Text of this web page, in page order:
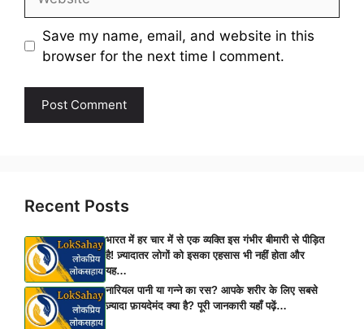
Save my name, email, and website in this
browser for the next time I comment.
Recent Posts
भारत में हर चार में से एक व्यक्ति इस गंभीर बीमारी से पीड़ित
है! ज़्यादातर लोगों को इसका एहसास भी नहीं होता और
यह…
नारियल पानी या गन्ने का रस? आपके शरीर के लिए सबसे
ज़्यादा फ़ायदेमंद क्या है? पूरी जानकारी यहाँ पढ़ें…